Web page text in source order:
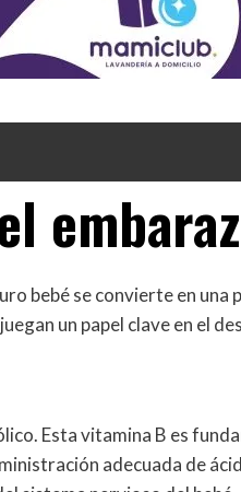
bebé se convierte en
un papel clave en el
Esta vitamina B es
adecuada de